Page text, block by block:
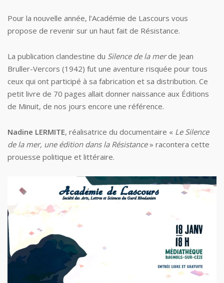
Pour la nouvelle année, l’Académie de Lascours vous
propose de revenir sur un haut fait de Résistance.
La publication clandestine du Silence de la merde Jean
Bruller-Vercors (1942) fut une aventure risquée pour tous
ceux qui ont participé à sa fabrication et sa distribution. Ce
petit livre de 70 pages allait donner naissance aux Éditions
de Minuit, de nos jours encore une référence.
Nadine LERMITE, réalisatrice du documentaire « Le Silence
de la mer, une édition dans la Résistance» racontera cette
prouesse politique et littéraire.